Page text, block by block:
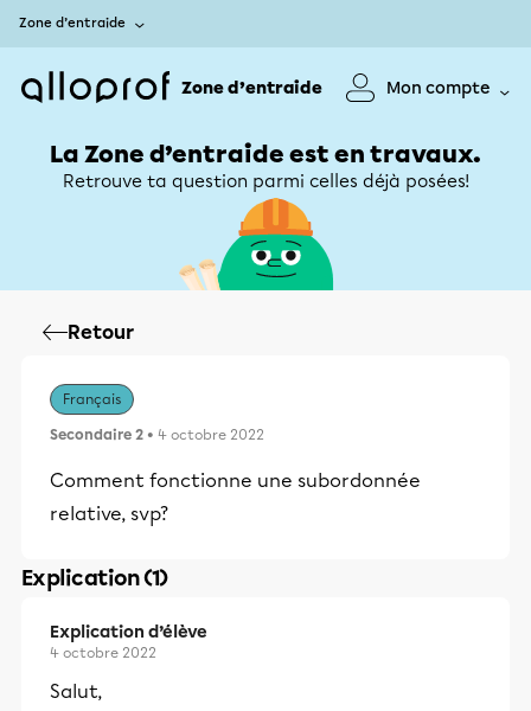
Zone d’entraide
Zone d’entraide Mon compte
La Zone d’entraide est en travaux.
Retrouve ta question parmi celles déjà posées!
Retour
Français
Secondaire 2 • 4 octobre 2022
Comment fonctionne une subordonnée
relative, svp?
Explication (1)
Explication d’élève
4 octobre 2022
Salut,